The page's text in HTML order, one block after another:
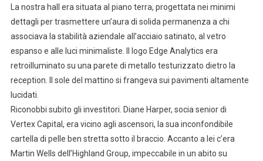
La nostra hall era situata al piano terra, progettata nei minimi
dettagli per trasmettere un’aura di solida permanenza a chi
associava la stabilità aziendale all’acciaio satinato, al vetro
espanso e alle luci minimaliste. Il logo Edge Analytics era
retroilluminato su una parete di metallo testurizzato dietro la
reception. Il sole del mattino si frangeva sui pavimenti altamente
lucidati.
Riconobbi subito gli investitori. Diane Harper, socia senior di
Vertex Capital, era vicino agli ascensori, la sua inconfondibile
cartella di pelle ben stretta sotto il braccio. Accanto a lei c’era
Martin Wells dell’Highland Group, impeccabile in un abito su